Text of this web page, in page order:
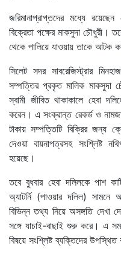
জরিমানাপ্রাপ্তদের মধ্যে
বিক্রেতা পক্ষের মাকসুদা
থেকে পালিয়ে যাওয়ায় তাকে আটক
সিলেট সদর সাবরেজিস্ট্রার
সম্পত্তির প্রকৃত মালিক মাকসুদা
স্বামী জীবিত থাকাকালে হেবা
করেন। এ সংক্রান্ত রেকর্ড ও
টাকায় সম্পত্তিটি বিক্রির জন্য
দেওয়া বায়নাপত্রসহ সংশ্লিষ্ট
হয়েছে।
তবে বুধবার হেবা দলিলকে পাশ
অ্যাটর্নি (পাওয়ার দলিল) সামনে
বিভিন্ন তথ্য নিয়ে অসঙ্গতি দেখা
সঙ্গে যাচাই-বাছাই শুরু করে। এ
বিষয়ে সংশ্লিষ্ট ব্যক্তিদের